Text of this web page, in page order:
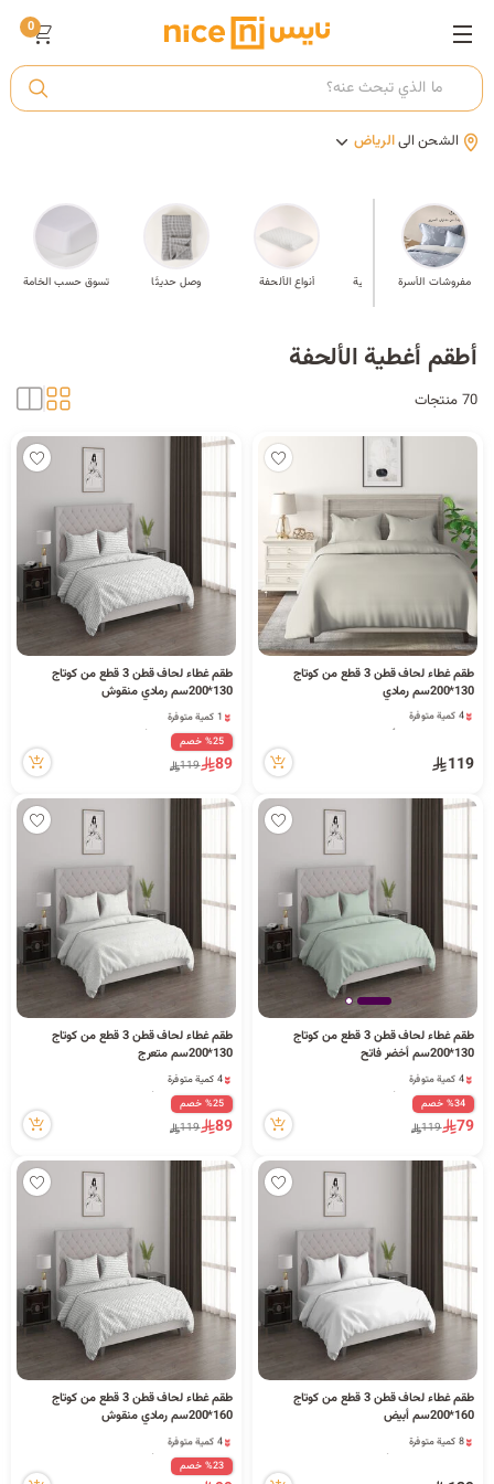
أ
د
ا
ا
الشحن الىالرياض
0
مفروشات الأسرة
أطقم اللحف وأغطية
أنواع الألحفة وصل حديثَا تسوق حسب الخامة
أطقم أغطية الألحفة
70 منتجات
طقم غطاء لحاف قطن 3 قطع من كوتاج
130*200سم رمادي
26 مشاهدة مؤخراً
26 مشاهدة مؤخراً
119
طقم غطاء لحاف قطن 3 قطع من كوتاج
130*200سم رمادي منقوش
2 قطعة بيعت مؤخراً
53 مشاهدة مؤخراً
1 كمية متوفرة
53 مشاهدة مؤخراً
%25 خصم
89
119
طقم غطاء لحاف قطن 3 قطع من كوتاج
130*200سم أخضر فاتح
14 مشاهدة مؤخراً
4 كمية متوفرة
14 مشاهدة مؤخراً
%34 خصم
79
119
طقم غطاء لحاف قطن 3 قطع من كوتاج
130*200سم متعرج
25 مشاهدة مؤخراً
4 كمية متوفرة
25 مشاهدة مؤخراً
%25 خصم
89
119
طقم غطاء لحاف قطن 3 قطع من كوتاج
160*200سم أبيض
8 كمية متوفرة
طقم غطاء لحاف قطن 3 قطع من كوتاج
160*200سم رمادي منقوش
4 كمية متوفرة
16 مشاهدة مؤخراً
4 كمية متوفرة
%23 خصم